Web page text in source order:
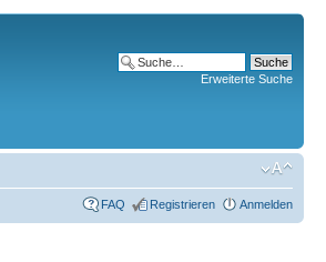
Erweiterte Suche
FAQ Registrieren Anmelden